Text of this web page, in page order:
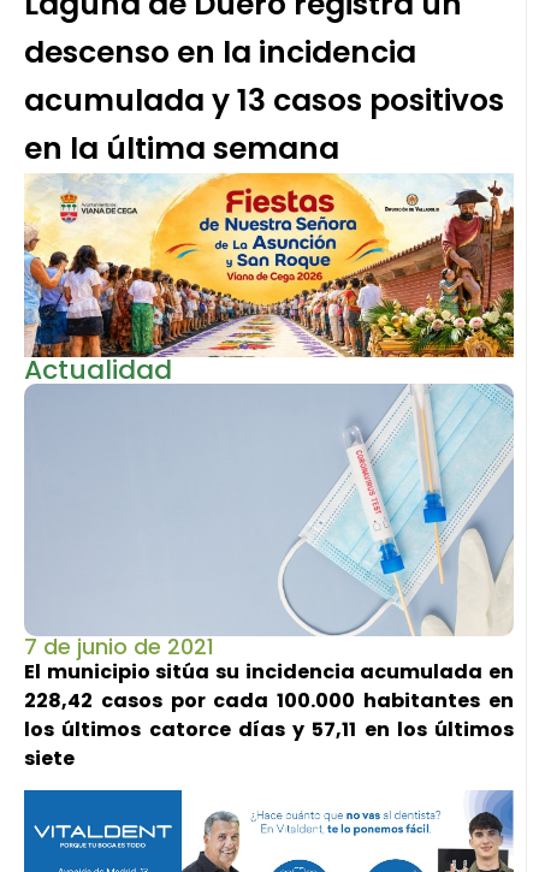
descenso en la incidencia
acumulada y 13 casos positivos
en la última semana
Actualidad
7 de junio de 2021
El municipio sitúa su incidencia acumulada en
228,42 casos por cada 100.000 habitantes en
los últimos catorce días y 57,11 en los últimos
siete